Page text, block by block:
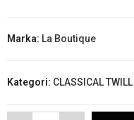
Marka: La Boutique
Kategori: CLASSICAL